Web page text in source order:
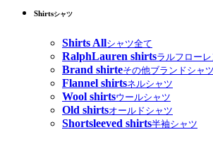
Shirtsシャツ
Shirts Allシャツ全て
RalphLauren shirtsラルフロー
Brand shirteその他ブランドシャツ
Flannel shirtsネルシャツ
Wool shirtsウールシャツ
Old shirtsオールドシャツ
Shortsleeved shirts半袖シャツ